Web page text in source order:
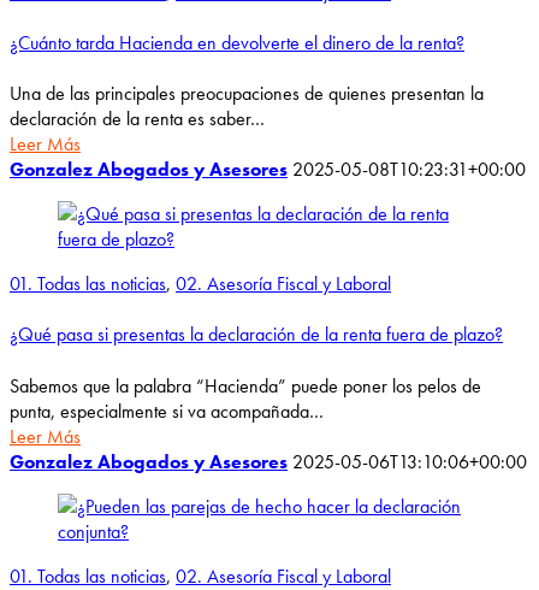
¿Cuánto tarda Hacienda en devolverte el dinero de la renta?
Una de las principales preocupaciones de quienes presentan la
declaración de la renta es saber…
Leer Más
Gonzalez Abogados y Asesores 2025-05-08T10:23:31+00:00
01. Todas las noticias, 02. Asesoría Fiscal y Laboral
¿Qué pasa si presentas la declaración de la renta fuera de plazo?
Sabemos que la palabra “Hacienda” puede poner los pelos de
punta, especialmente si va acompañada…
Leer Más
Gonzalez Abogados y Asesores 2025-05-06T13:10:06+00:00
01. Todas las noticias, 02. Asesoría Fiscal y Laboral